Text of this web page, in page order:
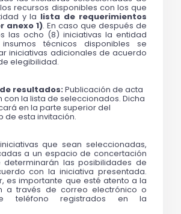
recursos disponibles con los que
y la lista de requerimientos
anexo 1). En caso que después de
las ocho (8) iniciativas la entidad
técnicos disponibles se
iniciativas adicionales de acuerdo
elegibilidad.
resultados: Publicación de acta
con la lista de seleccionados. Dicha
en la parte superior del
de esta invitación.
que sean seleccionadas,
a un espacio de concertación
las posibilidades de
con la iniciativa presentada.
es importante que esté atento a la
a través de correo electrónico o
teléfono registrados en la